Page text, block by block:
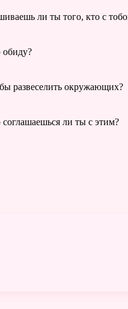
ли ты того, кто с
обиду?
развеселить окружающих?
ли ты с этим?